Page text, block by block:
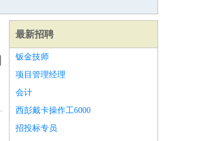
最新招聘
钣金技师
项目管理经理
会计
西彭戴卡操作工6000
招投标专员